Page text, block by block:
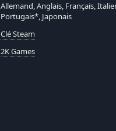
Allemand, Anglais, Français,
Portugais*, Japonais
Clé Steam
2K Games